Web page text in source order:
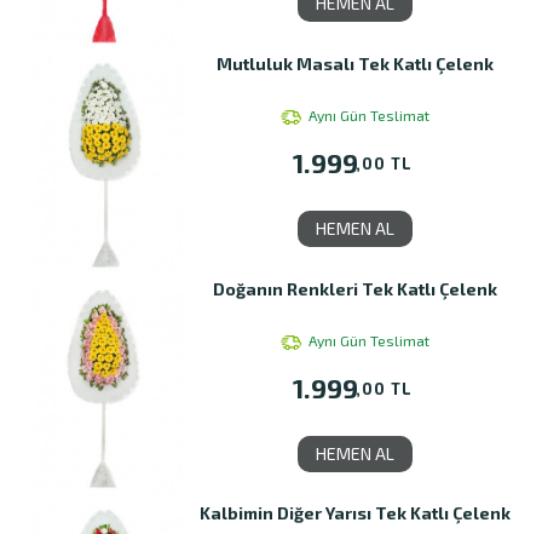
Mutluluk Masalı Tek Katlı Çelenk
Aynı Gün Teslimat
1.999,00 TL
HEMEN AL
Doğanın Renkleri Tek Katlı Çelenk
Aynı Gün Teslimat
1.999,00 TL
HEMEN AL
Kalbimin Diğer Yarısı Tek Katlı Çelenk